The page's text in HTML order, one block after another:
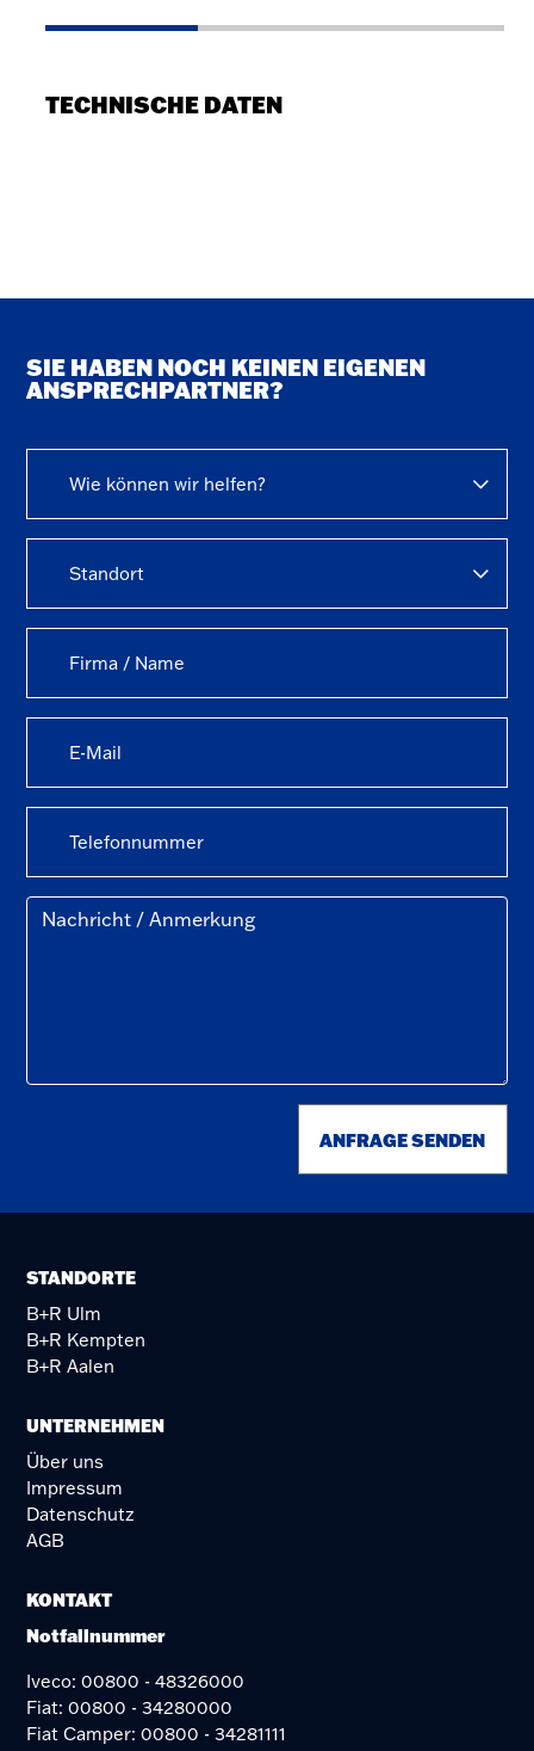
TECHNISCHE DATEN
SIE HABEN NOCH KEINEN EIGENEN
ANSPRECHPARTNER?
Wie können wir helfen?
Standort
ANFRAGE SENDEN
STANDORTE
B+R Ulm
B+R Kempten
B+R Aalen
UNTERNEHMEN
Über uns
Impressum
Datenschutz
AGB
KONTAKT
Notfallnummer
Iveco: 00800 - 48326000
Fiat: 00800 - 34280000
Fiat Camper: 00800 - 34281111